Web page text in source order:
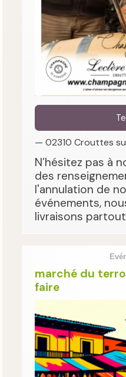
— 02310 Crouttes
N’hésitez pas à
des
l'annulation de
événements,
livraisons
marché du
faire